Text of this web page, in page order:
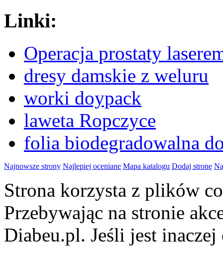
Linki:
Operacja prostaty
dresy damskie z weluru
worki doypack
laweta Ropczyce
folia biodegradowalna
Najnowsze strony Najlepiej oceniane Mapa katalogu Dodaj stronę
Strona korzysta z plików
Przebywając na stronie
Diabeu.pl. Jeśli jest inaczej